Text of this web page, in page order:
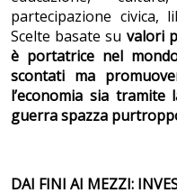
partecipazione civica,
Scelte basate su valori
è portatrice nel
scontati ma
l’economia sia
guerra spazza
DAI FINI AI MEZZI: